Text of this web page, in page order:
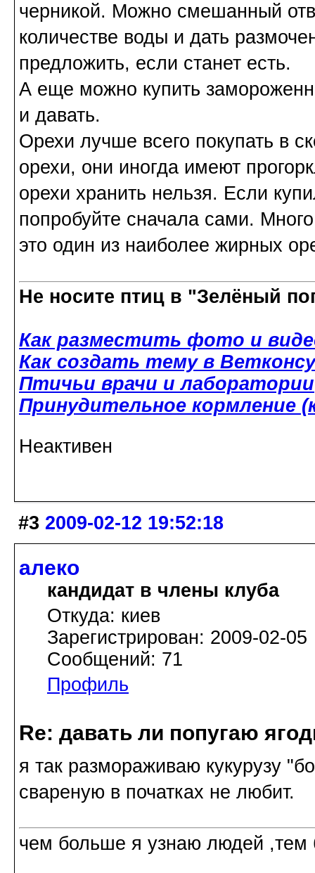
черникой. Можно смешанный
количестве воды и дать
предложить, если станет есть.
А еще можно купить
и давать.
Орехи лучше всего покупать в
орехи, они иногда имеют
орехи хранить нельзя. Если
попробуйте сначала сами.
это один из наиболее жирных
Не носите птиц в "Зелёный
Как разместить фото и
Как создать тему в
Птичьи врачи и лаборатории
Принудительное кормление
Неактивен
#3 2009-02-12 19:52:18
алеко
кандидат в члены клуба
Откуда: киев
Зарегистрирован: 2009-02-05
Сообщений: 71
Профиль
Re: давать ли попугаю
я так размораживаю кукурузу
свареную в початках не любит.
чем больше я узнаю людей